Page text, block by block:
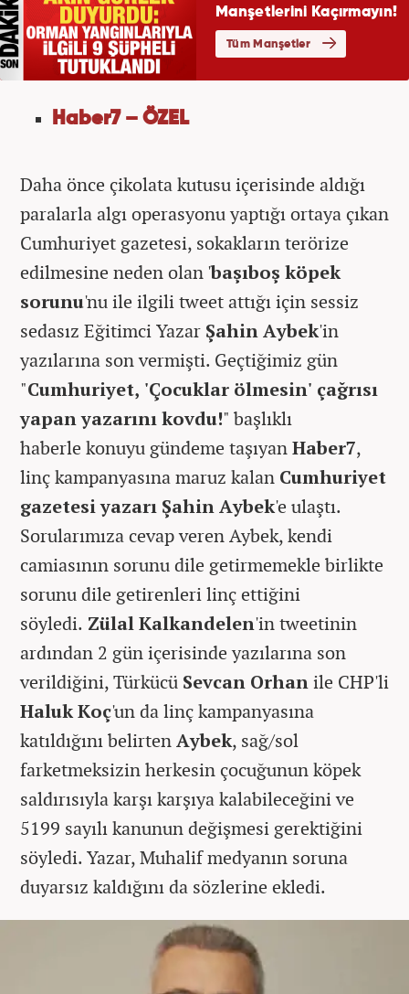
Haber7 – ÖZEL
Daha önce çikolata kutusu içerisinde aldığı
paralarla algı operasyonu yaptığı ortaya çıkan
Cumhuriyet gazetesi, sokakların terörize
edilmesine neden olan 'başıboş köpek
sorunu'nu ile ilgili tweet attığı için sessiz
sedasız Eğitimci Yazar Şahin Aybek'in
yazılarına son vermişti. Geçtiğimiz gün
"Cumhuriyet, 'Çocuklar ölmesin' çağrısı
yapan yazarını kovdu!" başlıklı
haberle konuyu gündeme taşıyanHaber7,
linç kampanyasına maruz kalan Cumhuriyet
gazetesi yazarı Şahin Aybek'e ulaştı.
Sorularımıza cevap veren Aybek, kendi
camiasının sorunu dile getirmemekle birlikte
sorunu dile getirenleri linç ettiğini
söyledi. Zülal Kalkandelen'in tweetinin
ardından 2 gün içerisinde yazılarına son
verildiğini, Türkücü Sevcan Orhanile CHP'li
Haluk Koç'un da linç kampanyasına
katıldığını belirtenAybek, sağ/sol
farketmeksizin herkesin çocuğunun köpek
saldırısıyla karşı karşıya kalabileceğini ve
5199 sayılı kanunun değişmesi gerektiğini
söyledi. Yazar, Muhalif medyanın soruna
duyarsız kaldığını da sözlerine ekledi.